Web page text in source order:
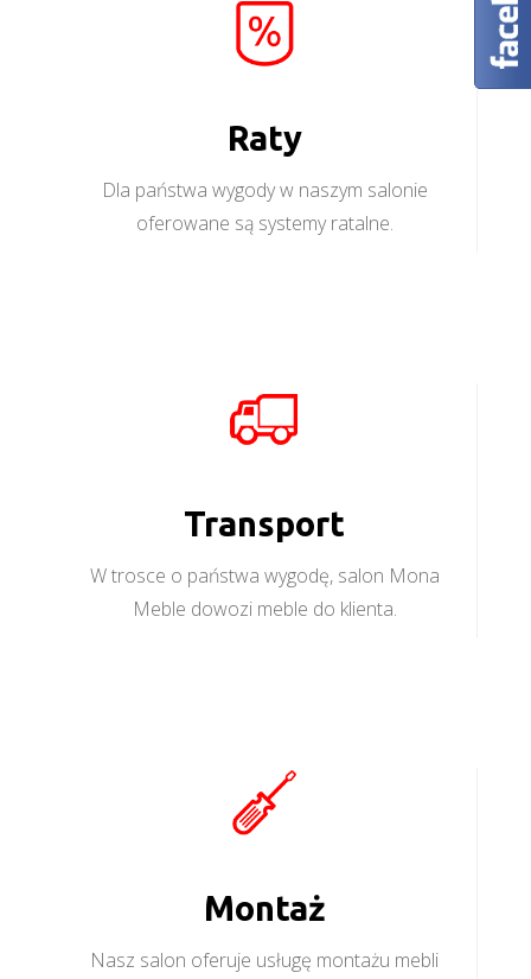
Raty
Dla państwa wygody w naszym salonie
oferowane są systemy ratalne.
Transport
W trosce o państwa wygodę, salon Mona
Meble dowozi meble do klienta.
Montaż
Nasz salon oferuje usługę montażu mebli